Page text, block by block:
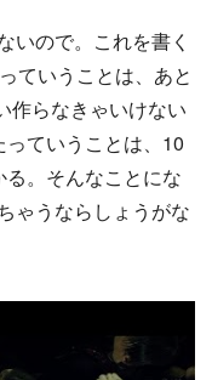
いので。これを書く
ていうことは、あと
作らなきゃいけない
ていうことは、10
。そんなことにな
ゃうならしょうがな